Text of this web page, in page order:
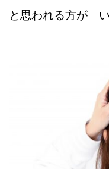
と思われる方が